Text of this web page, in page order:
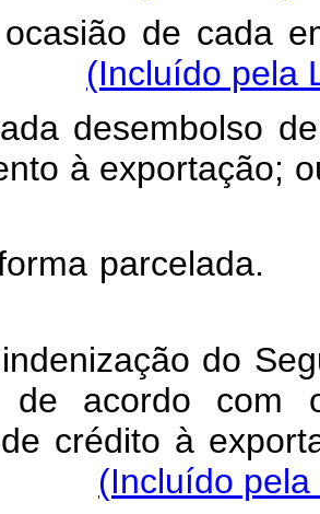
de cada
(Incluído pela
desembolso
à
forma
do
acordo com
crédito à
(Incluído